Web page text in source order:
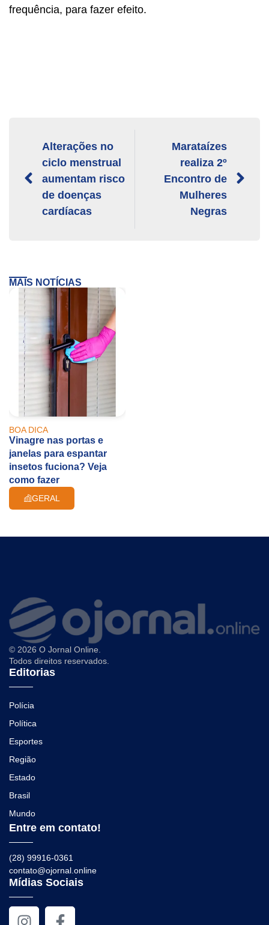
frequência, para fazer efeito.
Alterações no
ciclo menstrual
aumentam risco
de doenças
cardíacas
Marataízes
realiza 2º
Encontro de
Mulheres
Negras
MAIS NOTÍCIAS
BOA DICA
Vinagre nas portas e
janelas para espantar
insetos fuciona? Veja
como fazer
GERAL
© 2026 O Jornal Online.
Todos direitos reservados.
Editorias
Polícia
Política
Esportes
Região
Estado
Brasil
Mundo
Entre em contato!
(28) 99916-0361
contato@ojornal.online
Mídias Sociais